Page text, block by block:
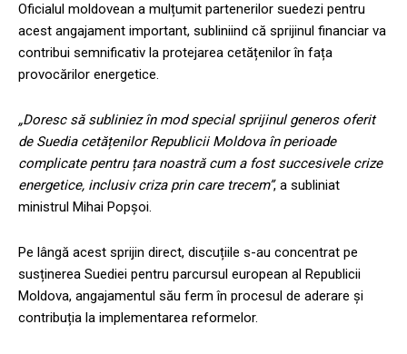
Oficialul moldovean a mulțumit partenerilor suedezi pentru
acest angajament important, subliniind că sprijinul financiar va
contribui semnificativ la protejarea cetățenilor în fața
provocărilor energetice.
„Doresc să subliniez în mod special sprijinul generos oferit
de Suedia cetățenilor Republicii Moldova în perioade
complicate pentru țara noastră cum a fost succesivele crize
energetice, inclusiv criza prin care trecem”, a subliniat
ministrul Mihai Popșoi.
Pe lângă acest sprijin direct, discuțiile s-au concentrat pe
susținerea Suediei pentru parcursul european al Republicii
Moldova, angajamentul său ferm în procesul de aderare și
contribuția la implementarea reformelor.